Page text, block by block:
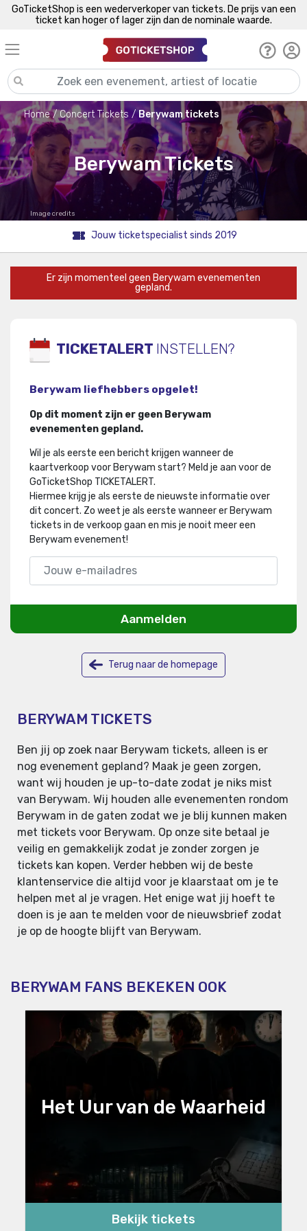
GoTicketShop is een wederverkoper van tickets. De prijs van een
ticket kan hoger of lager zijn dan de nominale waarde.
Home Concert Tickets Berywam tickets
Berywam Tickets
Image credits
Jouw ticketspecialist sinds 2019
Er zijn momenteel geen Berywam evenementen
gepland.
TICKETALERT INSTELLEN?
Berywam liefhebbers opgelet!
Op dit moment zijn er geen Berywam
evenementen gepland.
Wil je als eerste een bericht krijgen wanneer de
kaartverkoop voor Berywam start? Meld je aan voor de
GoTicketShop TICKETALERT.
Hiermee krijg je als eerste de nieuwste informatie over
dit concert. Zo weet je als eerste wanneer er Berywam
tickets in de verkoop gaan en mis je nooit meer een
Berywam evenement!
Aanmelden
Terug naar de homepage
BERYWAM TICKETS
Ben jij op zoek naar Berywam tickets, alleen is er
nog evenement gepland? Maak je geen zorgen,
want wij houden je up-to-date zodat je niks mist
van Berywam. Wij houden alle evenementen rondom
Berywam in de gaten zodat we je blij kunnen maken
met tickets voor Berywam. Op onze site betaal je
veilig en gemakkelijk zodat je zonder zorgen je
tickets kan kopen. Verder hebben wij de beste
klantenservice die altijd voor je klaarstaat om je te
helpen met al je vragen. Het enige wat jij hoeft te
doen is je aan te melden voor de nieuwsbrief zodat
je op de hoogte blijft van Berywam.
BERYWAM FANS BEKEKEN OOK
Het Uur van de Waarheid
Bekijk tickets